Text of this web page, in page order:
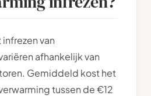
van
afhankelijk van
Gemiddeld kost het
tussen de €12